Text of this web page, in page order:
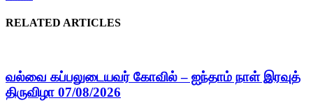
RELATED ARTICLES
வல்வை கப்பலுடையவர் கோவில் – ஐந்தாம் நாள் இரவுத்
திருவிழா 07/08/2026